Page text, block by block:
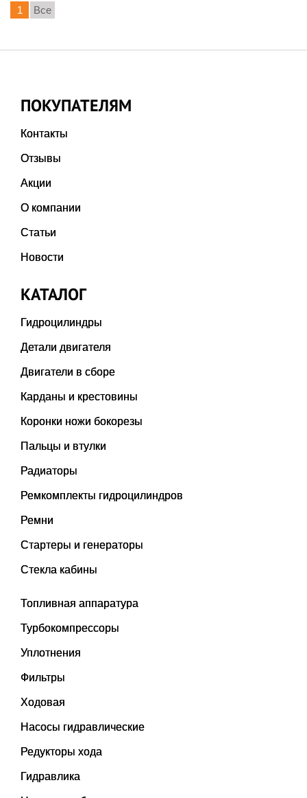
1 Все
ПОКУПАТЕЛЯМ
Контакты
Отзывы
Акции
О компании
Статьи
Новости
КАТАЛОГ
Гидроцилиндры
Детали двигателя
Двигатели в сборе
Карданы и крестовины
Коронки ножи бокорезы
Пальцы и втулки
Радиаторы
Ремкомплекты гидроцилиндров
Ремни
Стартеры и генераторы
Стекла кабины
Топливная аппаратура
Турбокомпрессоры
Уплотнения
Фильтры
Ходовая
Насосы гидравлические
Редукторы хода
Гидравлика